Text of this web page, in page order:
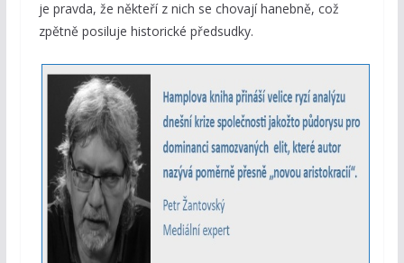
je pravda, že někteří z nich se chovají hanebně, což
zpětně posiluje historické předsudky.